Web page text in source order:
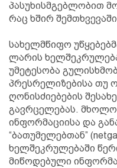
პასუხისმგებლობით
რაც ხშირ
სახელმწიფო
ლარის
უმეტესობა
პრესრელიზებისა თუ
ღონისძიებების
გავრცელებას.
ინფორმაციისა და
“ბათუმელებთან”
ხელშეკრულებაში
მიწოდებული